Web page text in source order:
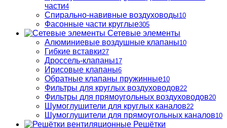
части4
Спирально-навивные воздуховоды10
Фасонные части круглые305
Сетевые элементы
Алюминиевые воздушные клапаны10
Гибкие вставки27
Дроссель-клапаны17
Ирисовые клапаны6
Обратные клапаны пружинные10
Фильтры для круглых воздуховодов22
Фильтры для прямоугольных воздуховодов20
Шумоглушители для круглых каналов22
Шумоглушители для прямоугольных каналов10
Решётки